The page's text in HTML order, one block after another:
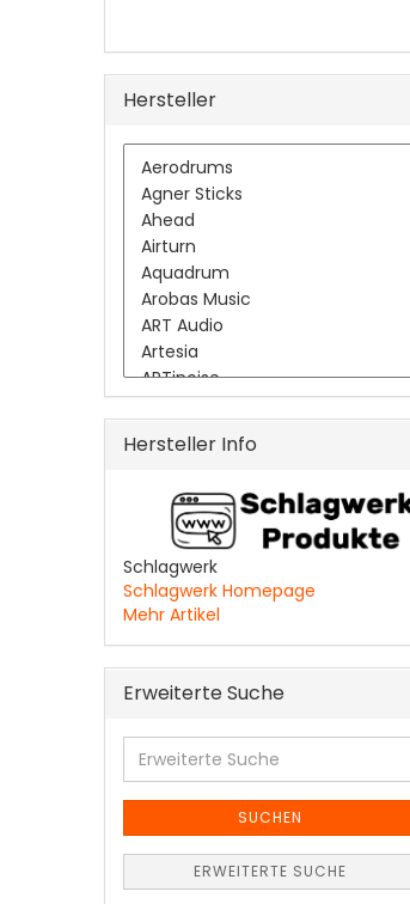
Hersteller
Hersteller Info
Schlagwerk
Schlagwerk Homepage
Mehr Artikel
Erweiterte Suche
Erweiterte
Suche
SUCHEN
ERWEITERTE SUCHE